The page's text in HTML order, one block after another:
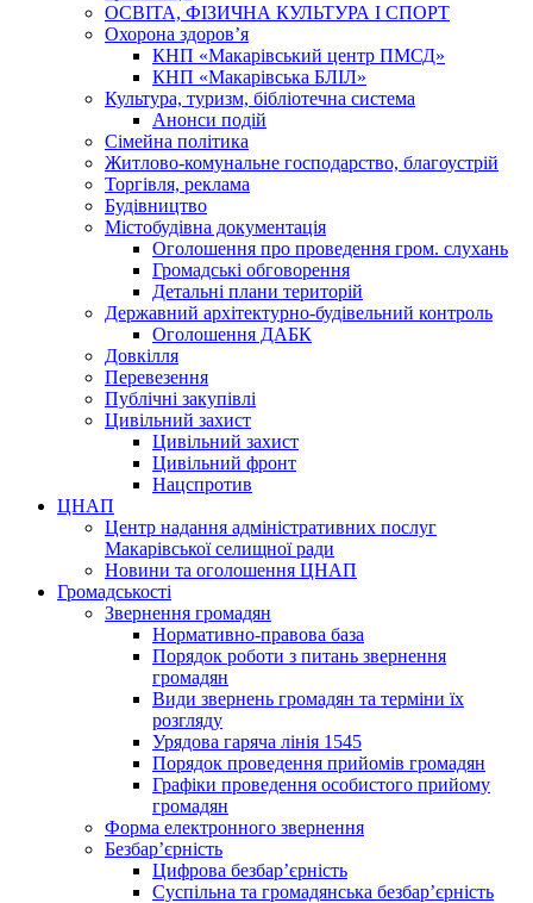
ОСВІТА, ФІЗИЧНА КУЛЬТУРА І СПОРТ
Охорона здоров’я
КНП «Макарівський центр ПМСД»
КНП «Макарівська БЛІЛ»
Культура, туризм, бібліотечна система
Анонси подій
Сімейна політика
Житлово-комунальне господарство, благоустрій
Торгівля, реклама
Будівництво
Містобудівна документація
Оголошення про проведення гром. слухань
Громадські обговорення
Детальні плани територій
Державний архітектурно-будівельний контроль
Оголошення ДАБК
Довкілля
Перевезення
Публічні закупівлі
Цивільний захист
Цивільний захист
Цивільний фронт
Нацспротив
ЦНАП
Центр надання адміністративних послуг
Макарівської селищної ради
Новини та оголошення ЦНАП
Громадськості
Звернення громадян
Нормативно-правова база
Порядок роботи з питань звернення
громадян
Види звернень громадян та терміни їх
розгляду
Урядова гаряча лінія 1545
Порядок проведення прийомів громадян
Графіки проведення особистого прийому
громадян
Форма електронного звернення
Безбар’єрність
Цифрова безбар’єрність
Суспільна та громадянська безбар’єрність